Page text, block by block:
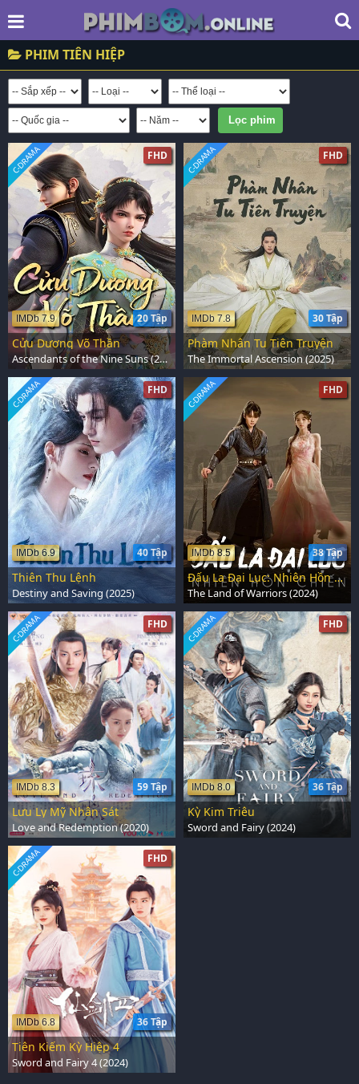
PHIM TIÊN HIỆP
FHD
20 Tập
IMDb 7.9
C-DRAMA
Cửu Dương Võ Thần
Ascendants of the Nine Suns (2025)
FHD
30 Tập
IMDb 7.8
C-DRAMA
Phàm Nhân Tu Tiên Truyện
The Immortal Ascension (2025)
FHD
40 Tập
IMDb 6.9
C-DRAMA
Thiên Thu Lệnh
Destiny and Saving (2025)
FHD
38 Tập
IMDb 8.5
C-DRAMA
Đấu La Đại Lục: Nhiên Hồn Chiến
The Land of Warriors (2024)
FHD
59 Tập
IMDb 8.3
C-DRAMA
Lưu Ly Mỹ Nhân Sát
Love and Redemption (2020)
FHD
36 Tập
IMDb 8.0
C-DRAMA
Kỳ Kim Triêu
Sword and Fairy (2024)
FHD
36 Tập
IMDb 6.8
C-DRAMA
Tiên Kiếm Kỳ Hiệp 4
Sword and Fairy 4 (2024)